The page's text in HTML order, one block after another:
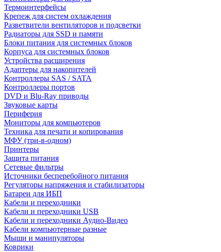
Термоинтерфейсы
Крепеж для систем охлаждения
Разветвители вентиляторов и подсветки
Радиаторы для SSD и памяти
Блоки питания для системных блоков
Корпуса для системных блоков
Устройства расширения
Адаптеры для накопителей
Контроллеры SAS / SATA
Контроллеры портов
DVD и Blu-Ray приводы
Звуковые карты
Периферия
Мониторы для компьютеров
Техника для печати и копирования
МФУ (три-в-одном)
Принтеры
Защита питания
Сетевые фильтры
Источники бесперебойного питания
Регуляторы напряжения и стабилизаторы
Батареи для ИБП
Кабели и переходники
Кабели и переходники USB
Кабели и переходники Аудио-Видео
Кабели компьютерные разные
Мыши и манипуляторы
Коврики